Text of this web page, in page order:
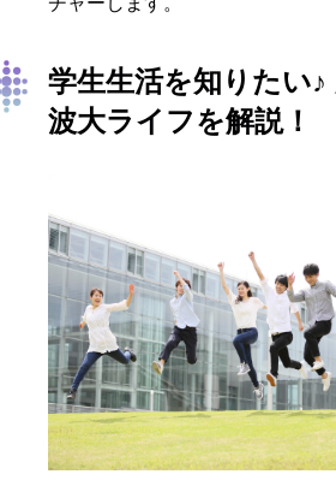
学生生活を知りたい♪
波大ライフを解説！